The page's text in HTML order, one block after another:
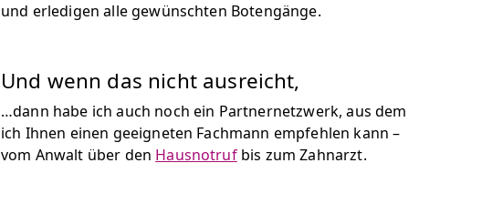
und erledigen alle gewünschten Botengänge.
Und wenn das nicht ausreicht,
…dann habe ich auch noch ein Partnernetzwerk, aus dem
ich Ihnen einen geeigneten Fachmann empfehlen kann –
vom Anwalt über den Hausnotrufbis zum Zahnarzt.